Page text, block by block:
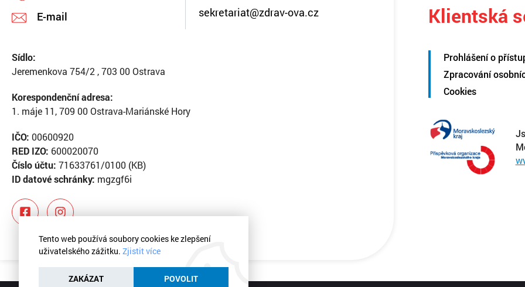
E-mail sekretariat@zdrav-ova.cz
Sídlo:
Jeremenkova 754/2 , 703 00 Ostrava
Korespondenční adresa:
1. máje 11, 709 00 Ostrava-Mariánské Hory
IČO: 00600920
RED IZO: 600020070
Číslo účtu: 71633761/0100 (KB)
ID datové schránky: mgzgf6i
Klientská
Prohlášení o
Zpracování
Cookies
Tento web používá soubory cookies ke zlepšení
uživatelského zážitku. Zjistit více
ZAKÁZAT POVOLIT